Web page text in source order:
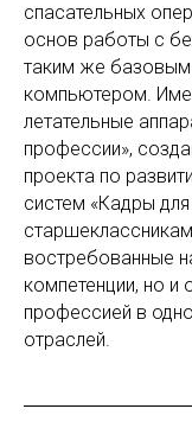
спасательных
основ работы с
таким же базовым
компьютером.
летательные
профессии»,
проекта по
систем «Кадры
востребованные
компетенции, но и
профессией в
отраслей.